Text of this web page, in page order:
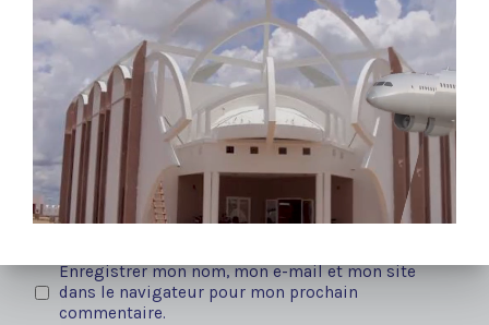
E-mail*
Site
Enregistrer mon nom, mon e-mail et mon site
dans le navigateur pour mon prochain
commentaire.